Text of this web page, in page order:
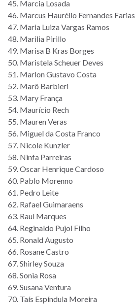
45. Marcia Losada
46. Marcus Haurélio Fernandes Farias
47. Maria Luiza Vargas Ramos
48. Marilia Pirillo
49. Marisa B Kras Borges
50. Maristela Scheuer Deves
51. Marlon Gustavo Costa
52. Marô Barbieri
53. Mary França
54. Maurício Rech
55. Mauren Veras
56. Miguel da Costa Franco
57. Nicole Kunzler
58. Ninfa Parreiras
59. Oscar Henrique Cardoso
60. Pablo Morenno
61. Pedro Leite
62. Rafael Guimaraens
63. Raul Marques
64. Reginaldo Pujol Filho
65. Ronald Augusto
66. Rosane Castro
67. Shirley Souza
68. Sonia Rosa
69. Susana Ventura
70. Taís Espíndula Moreira